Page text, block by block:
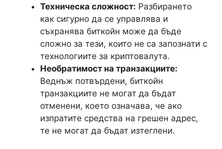
Техническа сложност: Разбирането
как сигурно да се управлява и
съхранява биткойн може да бъде
сложно за тези, които не са запознати с
технологиите за криптовалута.
Необратимост на транзакциите:
Веднъж потвърдени, биткойн
транзакциите не могат да бъдат
отменени, което означава, че ако
изпратите средства на грешен адрес,
те не могат да бъдат изтеглени.